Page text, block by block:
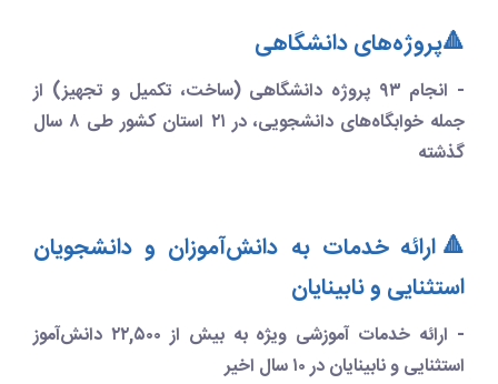
🔺پروژه‎‌های دانشگاهی
- انجام ۹۳ پروژه‎ دانشگاهی (ساخت، تکمیل و تجهیز) از
جمله خوابگاه‌های دانشجویی، در ۲۱ استان کشور طی ۸ سال
گذشته
🔺ارائه خدمات به دانش‌آموزان و دانشجویان
استثنایی و نابینایان
- ارائه خدمات آموزشی ویژه به بیش از ۲۲,۵۰۰ دانش‌آموز
استثنایی و نابینایان در ۱۰ سال‌ اخیر